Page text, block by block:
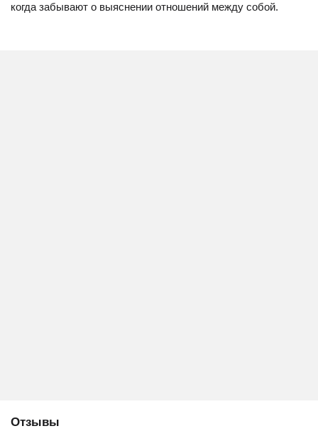
когда забывают о выяснении отношений между собой.
Отзывы